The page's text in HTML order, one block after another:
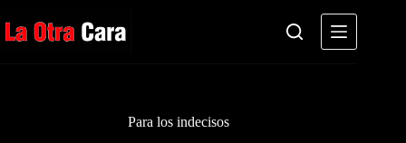
al
contenido
Para los indecisos